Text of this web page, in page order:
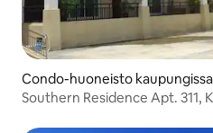
Condo-huoneisto kaupungissa
Southern Residence Apt. 311,